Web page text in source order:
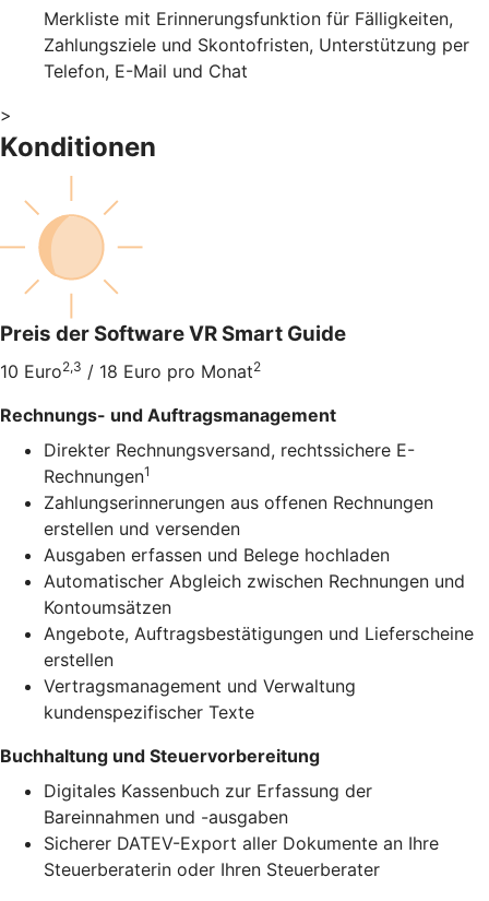
Merkliste mit Erinnerungsfunktion für Fälligkeiten,
Zahlungsziele und Skontofristen, Unterstützung per
Telefon, E-Mail und Chat
>
Konditionen
Preis der Software VR Smart Guide
10 Euro2,3 / 18 Euro pro Monat2
Rechnungs- und Auftragsmanagement
Direkter Rechnungsversand, rechtssichere E-
Rechnungen1
Zahlungserinnerungen aus offenen Rechnungen
erstellen und versenden
Ausgaben erfassen und Belege hochladen
Automatischer Abgleich zwischen Rechnungen und
Kontoumsätzen
Angebote, Auftragsbestätigungen und Lieferscheine
erstellen
Vertragsmanagement und Verwaltung
kundenspezifischer Texte
Buchhaltung und Steuervorbereitung
Digitales Kassenbuch zur Erfassung der
Bareinnahmen und -ausgaben
Sicherer DATEV-Export aller Dokumente an Ihre
Steuerberaterin oder Ihren Steuerberater